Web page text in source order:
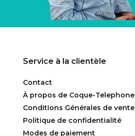
Service à la clientèle
Contact
À propos de Coque-Telephone
Conditions Générales de vente
Politique de confidentialité
Modes de paiement